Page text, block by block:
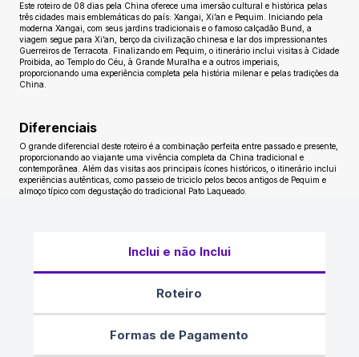
Este roteiro de 08 dias pela China oferece uma imersão cultural e histórica pelas
três cidades mais emblemáticas do país: Xangai, Xi’an e Pequim. Iniciando pela
moderna Xangai, com seus jardins tradicionais e o famoso calçadão Bund, a
viagem segue para Xi’an, berço da civilização chinesa e lar dos impressionantes
Guerreiros de Terracota. Finalizando em Pequim, o itinerário inclui visitas à Cidade
Proibida, ao Templo do Céu, à Grande Muralha e a outros imperiais,
proporcionando uma experiência completa pela história milenar e pelas tradições da
China.
Diferenciais
O grande diferencial deste roteiro é a combinação perfeita entre passado e presente,
proporcionando ao viajante uma vivência completa da China tradicional e
contemporânea. Além das visitas aos principais ícones históricos, o itinerário inclui
experiências autênticas, como passeio de triciclo pelos becos antigos de Pequim e
almoço típico com degustação do tradicional Pato Laqueado.
Inclui e não Inclui
Roteiro
Formas de Pagamento